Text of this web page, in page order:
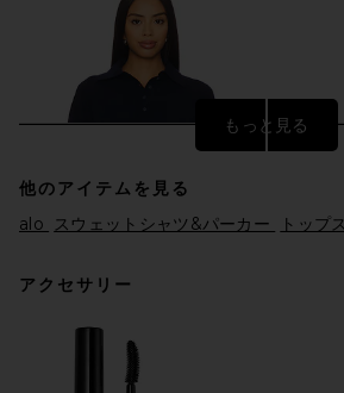
EAVES Hansen Wool
Cashmere Sweater in Navy
もっと見る
他のアイテムを見る
alo
スウェットシャツ&パーカー トップ
アクセサリー